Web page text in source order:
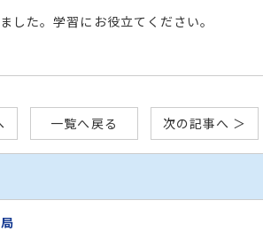
た。学習にお役立てください。
一覧へ戻る 次の記事へ ＞